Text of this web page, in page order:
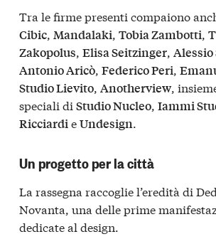
Tra le firme presenti compaiono
Cibic Mandalaki Tobia Zambotti
Zakopolus Elisa Seitzinger
Antonio Aricò Federico Peri
Studio Lievito Anotherview,
speciali di Studio Nucleo Iammi
Ricciardi eUndesign
Un progetto per la città
La rassegna raccoglie l’eredità di
Novanta, una delle prime
dedicate al design.